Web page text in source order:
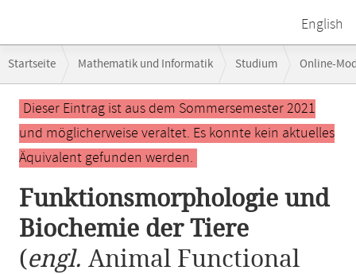
English
Navigation
Startseite Mathematik und Informatik Studium Online-
Hauptinhalt
Dieser Eintrag ist aus dem Sommersemester 2021
und möglicherweise veraltet. Es konnte kein aktuelles
Äquivalent gefunden werden.
Funktionsmorphologie und
Biochemie der Tiere
(engl. Animal Functional